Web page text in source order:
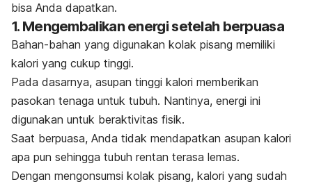
bisa Anda dapatkan.
1. Mengembalikan energi setelah berpuasa
Bahan-bahan yang digunakan kolak pisang memiliki
kalori yang cukup tinggi.
Pada dasarnya, asupan tinggi kalori memberikan
pasokan tenaga untuk tubuh. Nantinya, energi ini
digunakan untuk beraktivitas fisik.
Saat berpuasa, Anda tidak mendapatkan asupan kalori
apa pun sehingga tubuh rentan terasa lemas.
Dengan mengonsumsi kolak pisang, kalori yang sudah